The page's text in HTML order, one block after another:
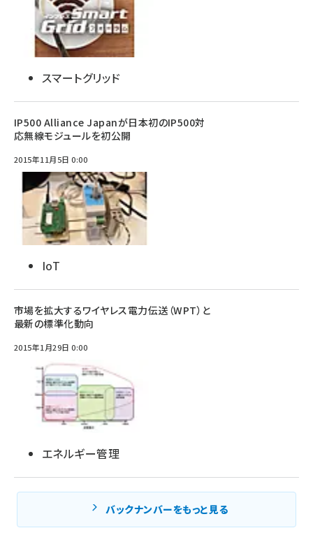
スマートグリッド
IP500 Alliance Japanが日本初のIP500対
応無線モジュールを初公開
2015年11月5日 0:00
IoT
市場を拡大するワイヤレス電力伝送（WPT）と
最新の標準化動向
2015年1月29日 0:00
エネルギー管理
バックナンバーをもっと見る